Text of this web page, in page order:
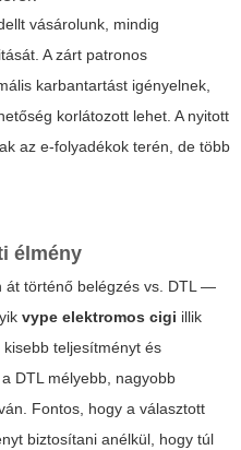
vásárolunk, mindig
A zárt patronos
karbantartást igényelnek,
korlátozott lehet. A nyitott
az e-folyadékok terén, de több
élmény
történő belégzés vs. DTL —
vype elektromos cigi illik
teljesítményt és
DTL mélyebb, nagyobb
Fontos, hogy a választott
biztosítani anélkül, hogy túl